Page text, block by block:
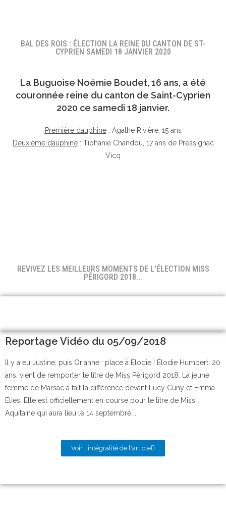
BAL DES ROIS : ÉLECTION LA REINE DU CANTON DE ST-
CYPRIEN SAMEDI 18 JANVIER 2020
La Buguoise Noémie Boudet, 16 ans, a été
couronnée reine du canton de Saint-Cyprien
2020 ce samedi 18 janvier.
Première dauphine: Agathe Rivière, 15 ans
Deuxième dauphine: Tiphanie Chandou, 17 ans de Pressignac
Vicq
REVIVEZ LES MEILLEURS MOMENTS DE L'ÉLECTION MISS
PÉRIGORD 2018...
Reportage Vidéo du 05/09/2018
Il y a eu Justine, puis Orianne : place à Élodie ! Élodie Humbert, 20
ans, vient de remporter le titre de Miss Périgord 2018. La jeune
femme de Marsac a fait la différence devant Lucy Cuny et Emma
Elies. Elle est officiellement en course pour le titre de Miss
Aquitaine qui aura lieu le 14 septembre….
Voir l'intégralité de l'article